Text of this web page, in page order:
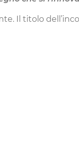
Il titolo